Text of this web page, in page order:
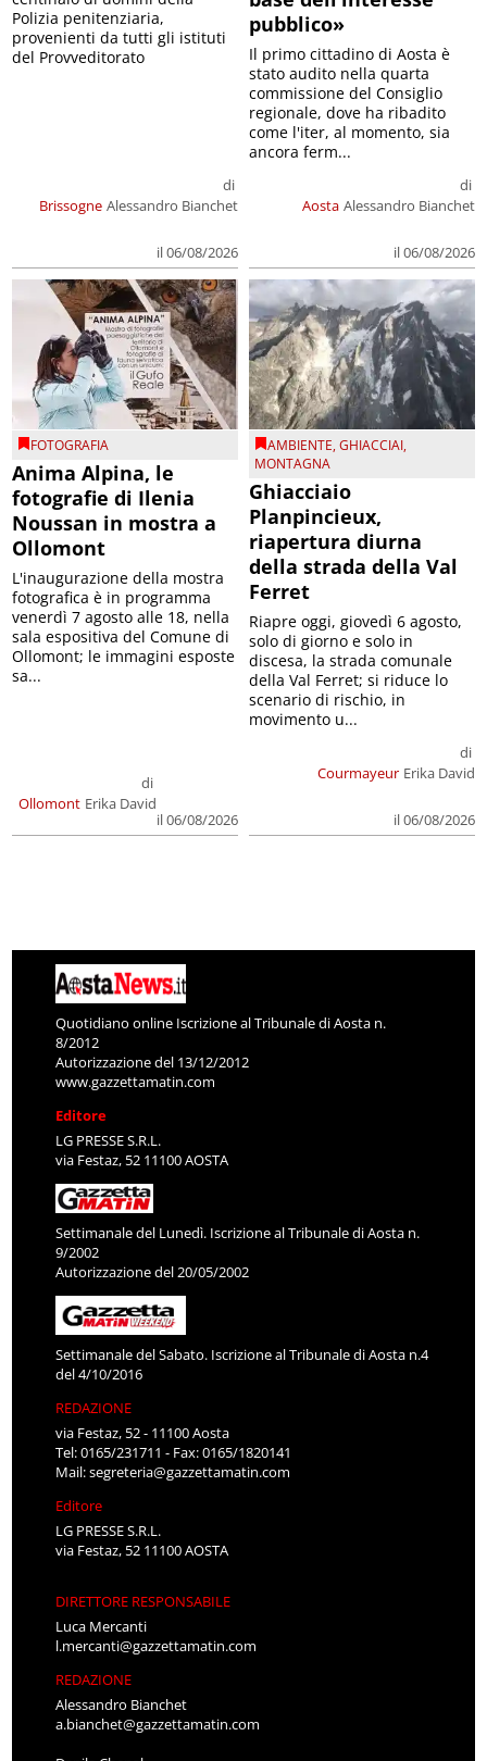
Brissogne
di
Alessandro Bianchet
il 06/08/2026
Polizia penitenziaria,
provenienti da tutti gli istituti
del Provveditorato
pubblico»
Aosta
di
Alessandro Bianchet
il 06/08/2026
Il primo cittadino di Aosta è
stato audito nella quarta
commissione del Consiglio
regionale, dove ha ribadito
come l'iter, al momento, sia
ancora ferm...
FOTOGRAFIA
Anima Alpina, le
fotografie di Ilenia
Noussan in mostra a
Ollomont
Ollomont
di
Erika David
il 06/08/2026
L'inaugurazione della mostra
fotografica è in programma
venerdì 7 agosto alle 18, nella
sala espositiva del Comune di
Ollomont; le immagini esposte
sa...
AMBIENTE,GHIACCIAI,
MONTAGNA
Ghiacciaio
Planpincieux,
riapertura diurna
della strada della Val
Ferret
Courmayeur
di
Erika David
il 06/08/2026
Riapre oggi, giovedì 6 agosto,
solo di giorno e solo in
discesa, la strada comunale
della Val Ferret; si riduce lo
scenario di rischio, in
movimento u...
Quotidiano online Iscrizione al Tribunale di Aosta n.
8/2012
Autorizzazione del 13/12/2012
www.gazzettamatin.com
Editore
LG PRESSE S.R.L.
via Festaz, 52 11100 AOSTA
Settimanale del Lunedì. Iscrizione al Tribunale di Aosta n.
9/2002
Autorizzazione del 20/05/2002
Settimanale del Sabato. Iscrizione al Tribunale di Aosta n.4
del 4/10/2016
REDAZIONE
via Festaz, 52 - 11100 Aosta
Tel: 0165/231711 - Fax: 0165/1820141
Mail:segreteria@gazzettamatin.com
Editore
LG PRESSE S.R.L.
via Festaz, 52 11100 AOSTA
DIRETTORE RESPONSABILE
Luca Mercanti
l.mercanti@gazzettamatin.com
REDAZIONE
Alessandro Bianchet
a.bianchet@gazzettamatin.com